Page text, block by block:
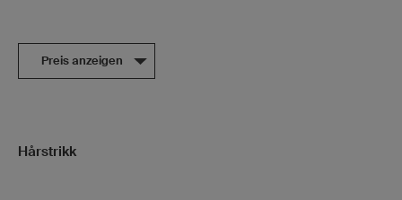
Preis anzeigen
Hårstrikk